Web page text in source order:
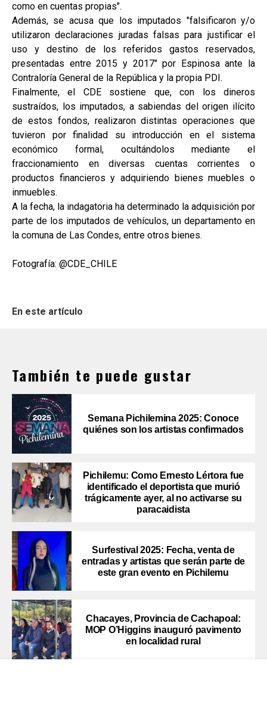
como en cuentas propias".
Además, se acusa que los imputados "falsificaron y/o
utilizaron declaraciones juradas falsas para justificar el
uso y destino de los referidos gastos reservados,
presentadas entre 2015 y 2017" por Espinosa ante la
Contraloría General de la República y la propia PDI.
Finalmente, el CDE sostiene que, con los dineros
sustraídos, los imputados, a sabiendas del origen ilícito
de estos fondos, realizaron distintas operaciones que
tuvieron por finalidad su introducción en el sistema
económico formal, ocultándolos mediante el
fraccionamiento en diversas cuentas corrientes o
productos financieros y adquiriendo bienes muebles o
inmuebles.
A la fecha, la indagatoria ha determinado la adquisición por
parte de los imputados de vehículos, un departamento en
la comuna de Las Condes, entre otros bienes.
Fotografía: @CDE_CHILE
En este artículo
También te puede gustar
Semana Pichilemina 2025: Conoce
quiénes son los artistas confirmados
Pichilemu: Como Ernesto Lértora fue
identificado el deportista que murió
trágicamente ayer, al no activarse su
paracaidista
Surfestival 2025: Fecha, venta de
entradas y artistas que serán parte de
este gran evento en Pichilemu
Chacayes, Provincia de Cachapoal:
MOP O’Higgins inauguró pavimento
en localidad rural